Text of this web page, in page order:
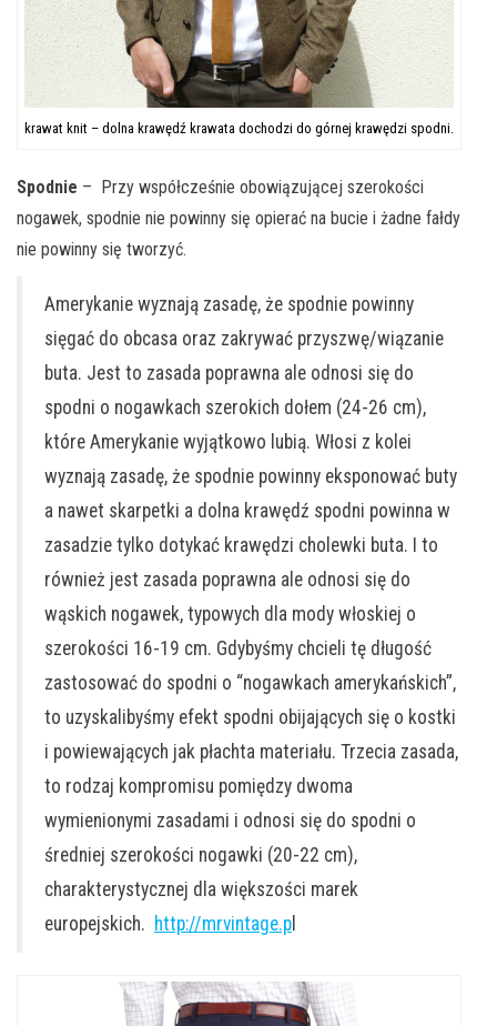
krawat knit – dolna krawędź krawata dochodzi do górnej krawędzi spodni.
Spodnie – Przy współcześnie obowiązującej szerokości
nogawek, spodnie nie powinny się opierać na bucie i żadne fałdy
nie powinny się tworzyć.
Amerykanie wyznają zasadę, że spodnie powinny
sięgać do obcasa oraz zakrywać przyszwę/wiązanie
buta. Jest to zasada poprawna ale odnosi się do
spodni o nogawkach szerokich dołem (24-26 cm),
które Amerykanie wyjątkowo lubią. Włosi z kolei
wyznają zasadę, że spodnie powinny eksponować buty
a nawet skarpetki a dolna krawędź spodni powinna w
zasadzie tylko dotykać krawędzi cholewki buta. I to
również jest zasada poprawna ale odnosi się do
wąskich nogawek, typowych dla mody włoskiej o
szerokości 16-19 cm. Gdybyśmy chcieli tę długość
zastosować do spodni o “nogawkach amerykańskich”,
to uzyskalibyśmy efekt spodni obijających się o kostki
i powiewających jak płachta materiału. Trzecia zasada,
to rodzaj kompromisu pomiędzy dwoma
wymienionymi zasadami i odnosi się do spodni o
średniej szerokości nogawki (20-22 cm),
charakterystycznej dla większości marek
europejskich. http://mrvintage.p